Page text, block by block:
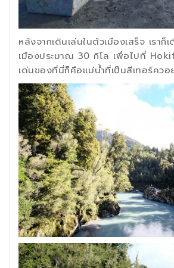
หลังจากเดินเล่นในตัวเมืองเสร็จ เราก็
เมืองประมาณ 30 กิโล เพื่อไปที่
เด่นของที่นี่ก็คือแม่น้ำที่เป็นสีเทอร์ควอ